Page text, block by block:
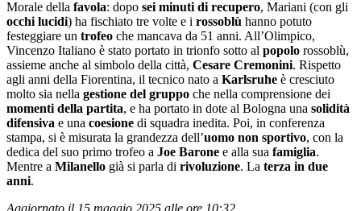
Morale della favola: dopo sei minuti di recupero, Mariani (con gli
occhi lucidi) ha fischiato tre volte e i rossoblù hanno potuto
festeggiare un trofeo che mancava da 51 anni. All’Olimpico,
Vincenzo Italiano è stato portato in trionfo sotto al popolo rossoblù,
assieme anche al simbolo della città, Cesare Cremonini. Rispetto
agli anni della Fiorentina, il tecnico nato a Karlsruhe è cresciuto
molto sia nella gestione del gruppo che nella comprensione dei
momenti della partita, e ha portato in dote al Bologna una solidità
difensiva e una coesione di squadra inedita. Poi, in conferenza
stampa, si è misurata la grandezza dell’uomo non sportivo, con la
dedica del suo primo trofeo a Joe Barone e alla sua famiglia.
Mentre a Milanello già si parla di rivoluzione. La terza in due
anni.
Aggiornato il 15 maggio 2025 alle ore 10:32